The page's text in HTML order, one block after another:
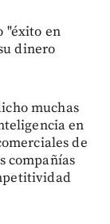
"éxito en
dinero
muchas
en
de
compañías